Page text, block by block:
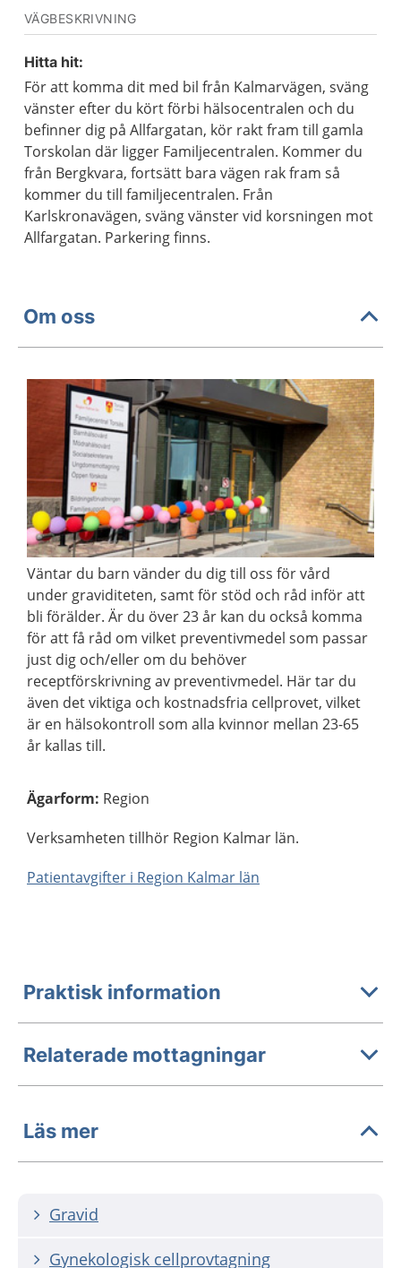
VÄGBESKRIVNING
Hitta hit:
För att komma dit med bil från Kalmarvägen, sväng
vänster efter du kört förbi hälsocentralen och du
befinner dig på Allfargatan, kör rakt fram till gamla
Torskolan där ligger Familjecentralen. Kommer du
från Bergkvara, fortsätt bara vägen rak fram så
kommer du till familjecentralen. Från
Karlskronavägen, sväng vänster vid korsningen mot
Allfargatan. Parkering finns.
Om oss
Väntar du barn vänder du dig till oss för vård
under graviditeten, samt för stöd och råd inför att
bli förälder. Är du över 23 år kan du också komma
för att få råd om vilket preventivmedel som passar
just dig och/eller om du behöver
receptförskrivning av preventivmedel. Här tar du
även det viktiga och kostnadsfria cellprovet, vilket
är en hälsokontroll som alla kvinnor mellan 23-65
år kallas till.
Ägarform: Region
Verksamheten tillhör Region Kalmar län.
Patientavgifter i Region Kalmar län
Praktisk information
Relaterade mottagningar
Läs mer
Gravid
Gynekologisk cellprovtagning